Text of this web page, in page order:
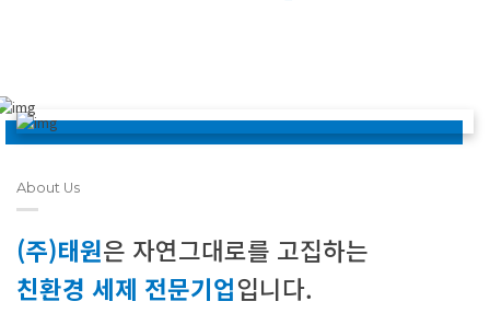
About Us
(주)태원은 자연그대로를 고집하는
친환경 세제 전문기업입니다.